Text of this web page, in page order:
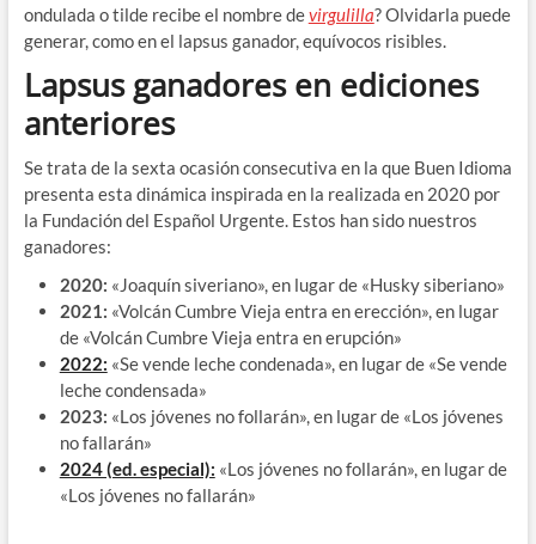
ondulada o tilde recibe el nombre devirgulilla? Olvidarla puede
generar, como en el lapsus ganador, equívocos risibles.
Lapsus ganadores en ediciones
anteriores
Se trata de la sexta ocasión consecutiva en la que Buen Idioma
presenta esta dinámica inspirada en la realizada en 2020 por
la Fundación del Español Urgente. Estos han sido nuestros
ganadores:
2020: «Joaquín siveriano», en lugar de «Husky siberiano»
2021: «Volcán Cumbre Vieja entra en erección», en lugar
de «Volcán Cumbre Vieja entra en erupción»
2022: «Se vende leche condenada», en lugar de «Se vende
leche condensada»
2023: «Los jóvenes no follarán», en lugar de «Los jóvenes
no fallarán»
2024 (ed. especial): «Los jóvenes no follarán», en lugar de
«Los jóvenes no fallarán»